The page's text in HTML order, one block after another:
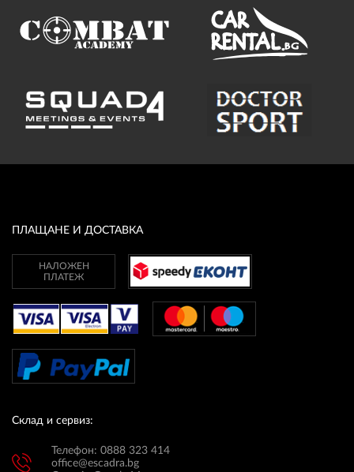
ПЛАЩАНЕ И ДОСТАВКА
НАЛОЖЕН
ПЛАТЕЖ
Склад и сервиз:
Телефон: 0888 323 414
office@escadra.bg